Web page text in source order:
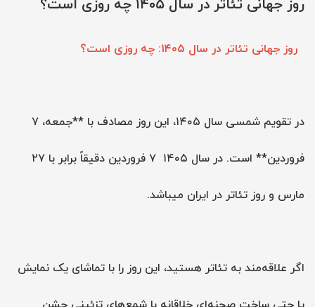
روز جهانی تئاتر در سال ۱۴۰۵ چه روزی است؟
روز جهانی تئاتر در سال ۱۴۰۵: چه روزی است؟
در تقویم شمسی سال ۱۴۰۵، این روز مصادف با **جمعه، ۷
فروردین** است. در سال ۱۴۰۵ ۷ فروردین دقیقاً برابر با ۲۷
مارس و روز تئاتر در ایران میباشد.
اگر علاقه‌مند به تئاتر هستید، این روز را با تماشای یک نمایش